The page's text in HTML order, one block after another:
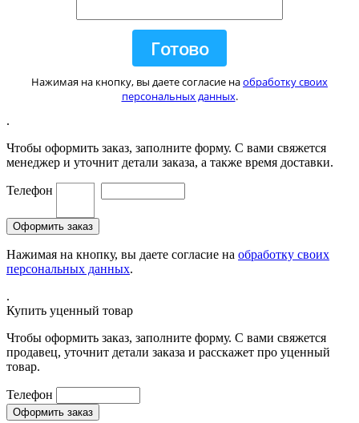
Нажимая на кнопку, вы даете согласие наобработку своих
персональных данных.
.
Чтобы оформить заказ, заполните форму. С вами свяжется
менеджер и уточнит детали заказа, а также время доставки.
Телефон
Нажимая на кнопку, вы даете согласие на обработку своих
персональных данных.
.
Купить уценный товар
Чтобы оформить заказ, заполните форму. С вами свяжется
продавец, уточнит детали заказа и расскажет про уценный
товар.
Телефон